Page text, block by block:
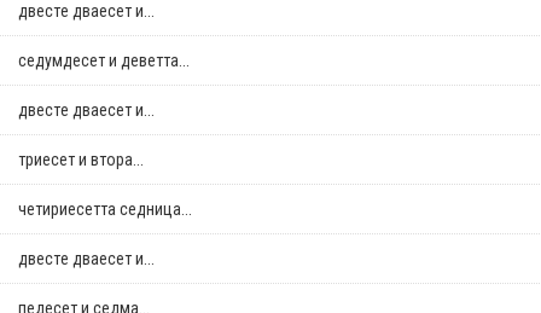
двестe дваесет и...
седумдесет и деветта...
двестe дваесет и...
триесет и втора...
четириесетта седница...
двестe дваесет и...
педесет и седма...